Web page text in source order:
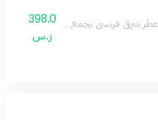
عطر شرقي فرنسي يجمع الورد والأخشاب
398.0
ر.س